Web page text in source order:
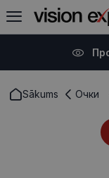
Sākums Очки